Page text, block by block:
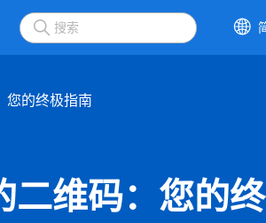
您的终极指南
二维码：您的